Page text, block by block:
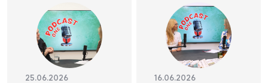
25.06.2026 16.06.2026